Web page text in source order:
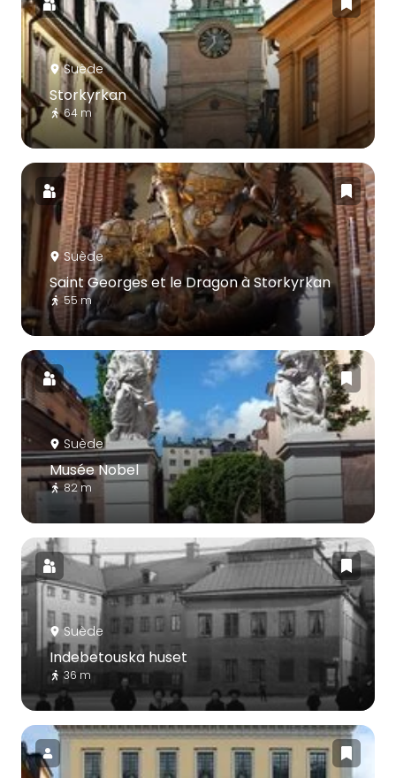
Suède
Storkyrkan
64 m
Suède
Saint Georges et le Dragon à Storkyrkan
55 m
Suède
Musée Nobel
82 m
Suède
Indebetouska huset
36 m